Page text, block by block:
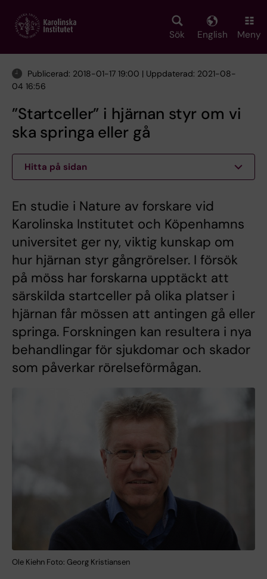
main
Sök English Meny
Publicerad: 2018-01-17 19:00 | Uppdaterad: 2021-08-
04 16:56
”Startceller” i hjärnan styr om vi
ska springa eller gå
Hitta på sidan
En studie i Nature av forskare vid
Karolinska Institutet och Köpenhamns
universitet ger ny, viktig kunskap om
hur hjärnan styr gångrörelser. I försök
på möss har forskarna upptäckt att
särskilda startceller på olika platser i
hjärnan får mössen att antingen gå eller
springa. Forskningen kan resultera i nya
behandlingar för sjukdomar och skador
som påverkar rörelseförmågan.
Ole Kiehn Foto: Georg Kristiansen